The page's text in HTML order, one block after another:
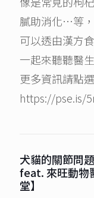
膩助消化…等，
可以透由漢方
一起來聽聽醫
更多資訊請點
https://pse.is/
犬貓的關節問
feat. 來旺動物
堂】